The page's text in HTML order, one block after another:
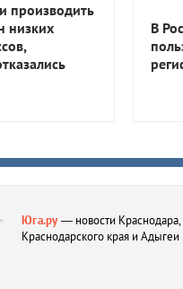
производить
низких
В
Юга.ру— новости Краснодара,
Краснодарского края и Адыгеи